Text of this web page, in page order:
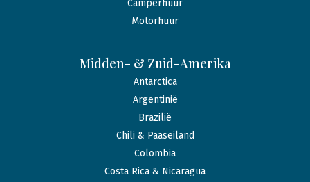
Camperhuur
Motorhuur
Midden- & Zuid-Amerika
Antarctica
Argentinië
Brazilië
Chili & Paaseiland
Colombia
Costa Rica & Nicaragua